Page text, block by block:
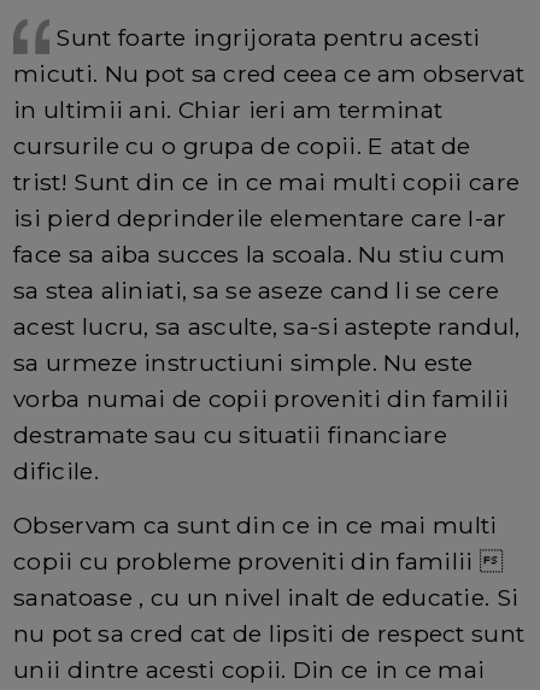
Sunt foarte ingrijorata pentru acesti
micuti. Nu pot sa cred ceea ce am observat
in ultimii ani. Chiar ieri am terminat
cursurile cu o grupa de copii. E atat de
trist! Sunt din ce in ce mai multi copii care
isi pierd deprinderile elementare care I-ar
face sa aiba succes la scoala. Nu stiu cum
sa stea aliniati, sa se aseze cand li se cere
acest lucru, sa asculte, sa-si astepte randul,
sa urmeze instructiuni simple. Nu este
vorba numai de copii proveniti din familii
destramate sau cu situatii financiare
dificile.
Observam ca sunt din ce in ce mai multi
copii cu probleme proveniti din familii
sanatoase , cu un nivel inalt de educatie. Si
nu pot sa cred cat de lipsiti de respect sunt
unii dintre acesti copii. Din ce in ce mai